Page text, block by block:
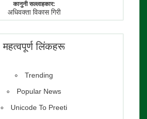
कानुनी सल्लाहकार:
अधिवक्ता विकास गिरी
महत्वपूर्ण लिंकहरू
Trending
Popular News
Unicode To Preeti